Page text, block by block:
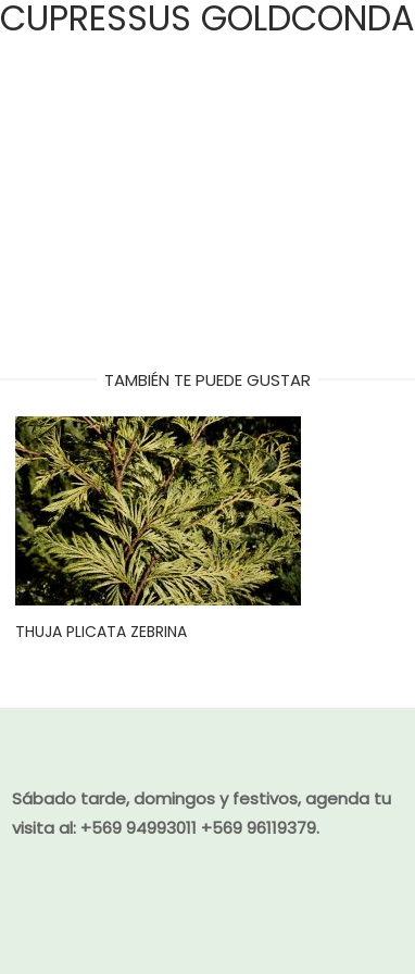
CUPRESSUS GOLDCONDA
TAMBIÉN TE PUEDE GUSTAR
THUJA PLICATA ZEBRINA
Sábado tarde, domingos y festivos, agenda tu
visita al: +569 94993011 +569 96119379.